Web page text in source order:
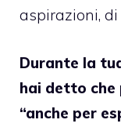
aspirazioni, di
Durante la
hai detto che
“anche per